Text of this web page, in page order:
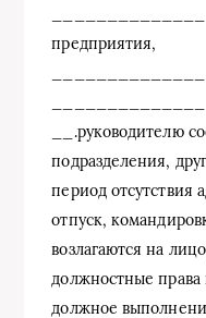
предприятия,
__.руководителю
подразделения,
период отсутствия
отпуск,
возлагаются на
должностные права
должное